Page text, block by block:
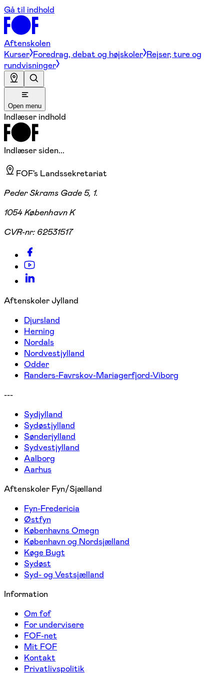
Gå til indhold
Aftenskolen
Kurser Foredrag, debat og højskoler Rejser, ture og
rundvisninger
Open menu
Indlæser indhold
Indlæser siden...
FOF's Landssekretariat
Peder Skrams Gade 5, 1.
1054 København K
CVR-nr: 62531517
Aftenskoler Jylland
Djursland
Herning
Nordals
Nordvestjylland
Odder
Randers-Favrskov-Mariagerfjord-Viborg
---
Sydjylland
Sydøstjylland
Sønderjylland
Sydvestjylland
Aalborg
Aarhus
Aftenskoler Fyn/Sjælland
Fyn-Fredericia
Østfyn
Københavns Omegn
København og Nordsjælland
Køge Bugt
Sydøst
Syd- og Vestsjælland
Information
Om fof
For undervisere
FOF-net
Mit FOF
Kontakt
Privatlivspolitik